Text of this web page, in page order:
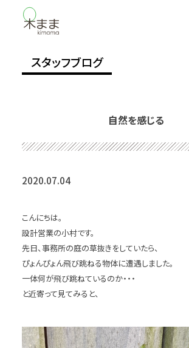
スタッフブログ
自然を感じる
2020.07.04
こんにちは。
設計営業の小村です。
先日、事務所の庭の草抜きをしていたら、
ぴょんぴょん飛び跳ねる物体に遭遇しました。
一体何が飛び跳ねているのか・・・
と近寄って見てみると、